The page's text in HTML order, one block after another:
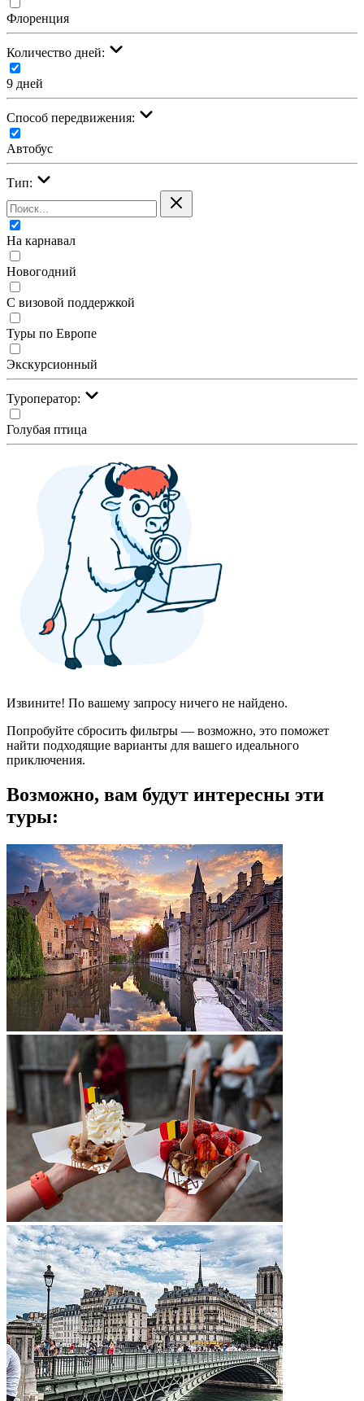
Флоренция
Количество дней:
9 дней
Cпособ передвижения:
Автобус
Тип:
На карнавал
Новогодний
С визовой поддержкой
Туры по Европе
Экскурсионный
Туроператор:
Голубая птица
Извините! По вашему запросу ничего не найдено.
Попробуйте сбросить фильтры — возможно, это поможет
найти подходящие варианты для вашего идеального
приключения.
Возможно, вам будут интересны эти
туры: